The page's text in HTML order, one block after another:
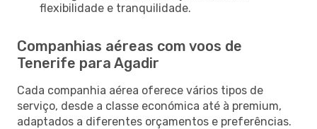
flexibilidade e tranquilidade.
Companhias aéreas com voos de
Tenerife para Agadir
Cada companhia aérea oferece vários tipos de
serviço, desde a classe económica até à premium,
adaptados a diferentes orçamentos e preferências.